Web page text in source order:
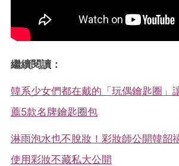
繼續閱讀：
韓系少女們都在戴的「玩偶鑰匙圈」
薦5款名牌鑰匙圈包
淋雨泡水也不脫妝！彩妝師公開韓韶
使用彩妝不藏私大公開